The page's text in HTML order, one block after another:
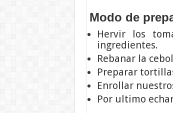
Modo de
Hervir los
ingredientes.
Rebanar la
Preparar
Enrollar
Por ultimo